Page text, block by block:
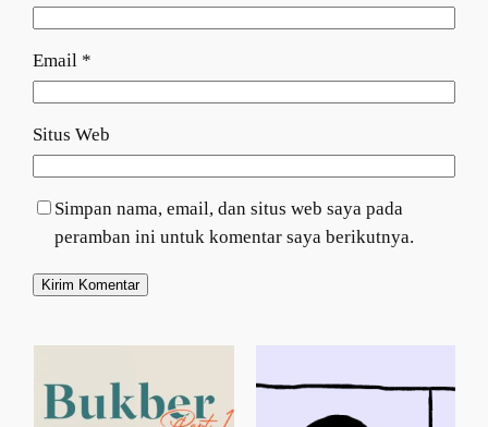
Email *
Situs Web
Simpan nama, email, dan situs web saya pada
peramban ini untuk komentar saya berikutnya.